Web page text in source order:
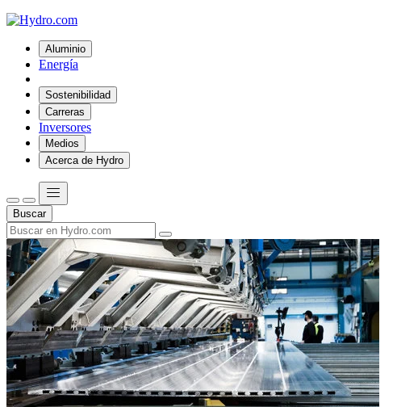
Aluminio
Energía
Sostenibilidad
Carreras
Inversores
Medios
Acerca de Hydro
Buscar